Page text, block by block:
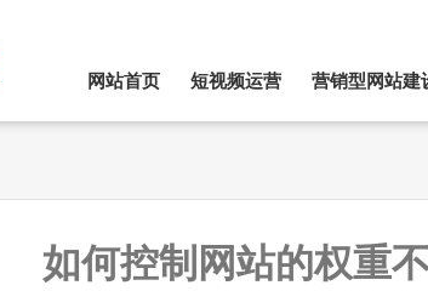
网站首页 短视频运营 营销型网站建
如何控制网站的权重